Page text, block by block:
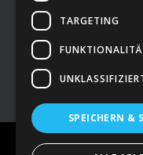
→Kontakt zum
TARGETING
SPEICHERN &